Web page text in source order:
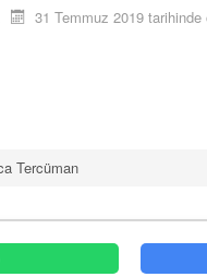
31 Temmuz 2019 tarihinde
Tercüman